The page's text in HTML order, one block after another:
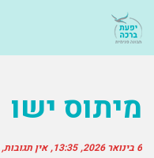
מיתוס ישו
6 בינואר 2026 13:35 אין תגובות